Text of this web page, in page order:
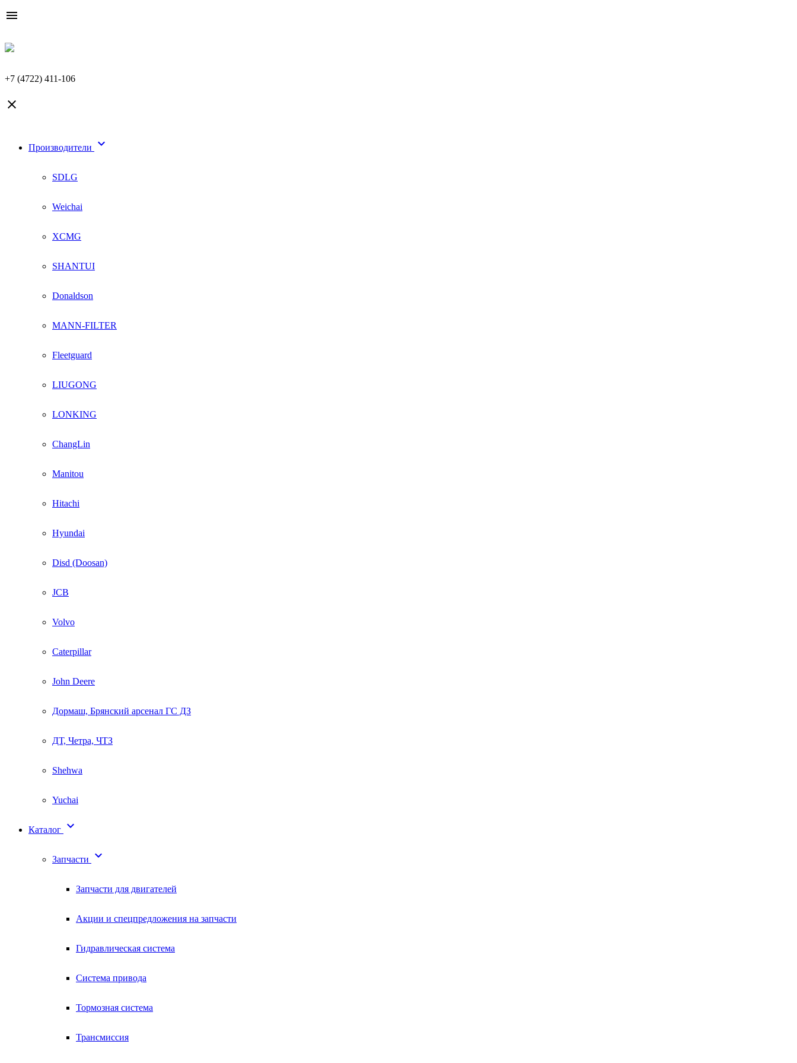

+7 (4722) 411-106

Производители 
SDLG
Weichai
XCMG
SHANTUI
Donaldson
MANN-FILTER
Fleetguard
LIUGONG
LONKING
ChangLin
Manitou
Hitachi
Hyundai
Disd (Doosan)
JCB
Volvo
Caterpillar
John Deere
Дормаш, Брянский арсенал ГС ДЗ
ДТ, Четра, ЧТЗ
Shehwa
Yuchai
Каталог 
Запчасти 
Запчасти для двигателей
Акции и спецпредложения на запчасти
Гидравлическая система
Система привода
Тормозная система
Трансмиссия